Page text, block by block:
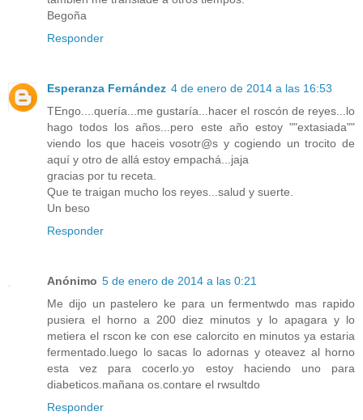
Begoña
Responder
Esperanza Fernández 4 de enero de 2014 a las 16:53
TEngo....quería...me gustaría...hacer el roscón de reyes...lo
hago todos los años...pero este año estoy ""extasiada""
viendo los que haceis vosotr@s y cogiendo un trocito de
aquí y otro de allá estoy empachá...jaja
gracias por tu receta.
Que te traigan mucho los reyes...salud y suerte.
Un beso
Responder
Anónimo 5 de enero de 2014 a las 0:21
Me dijo un pastelero ke para un fermentwdo mas rapido
pusiera el horno a 200 diez minutos y lo apagara y lo
metiera el rscon ke con ese calorcito en minutos ya estaria
fermentado.luego lo sacas lo adornas y oteavez al horno
esta vez para cocerlo.yo estoy haciendo uno para
diabeticos.mañana os.contare el rwsultdo
Responder